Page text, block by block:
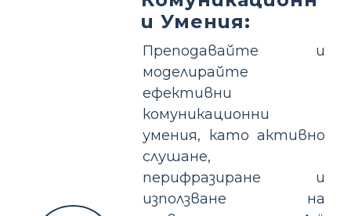
и Умения:
Преподавайте и
моделирайте
ефективни
комуникационни
умения, като активно
слушане,
перифразиране и
използване на